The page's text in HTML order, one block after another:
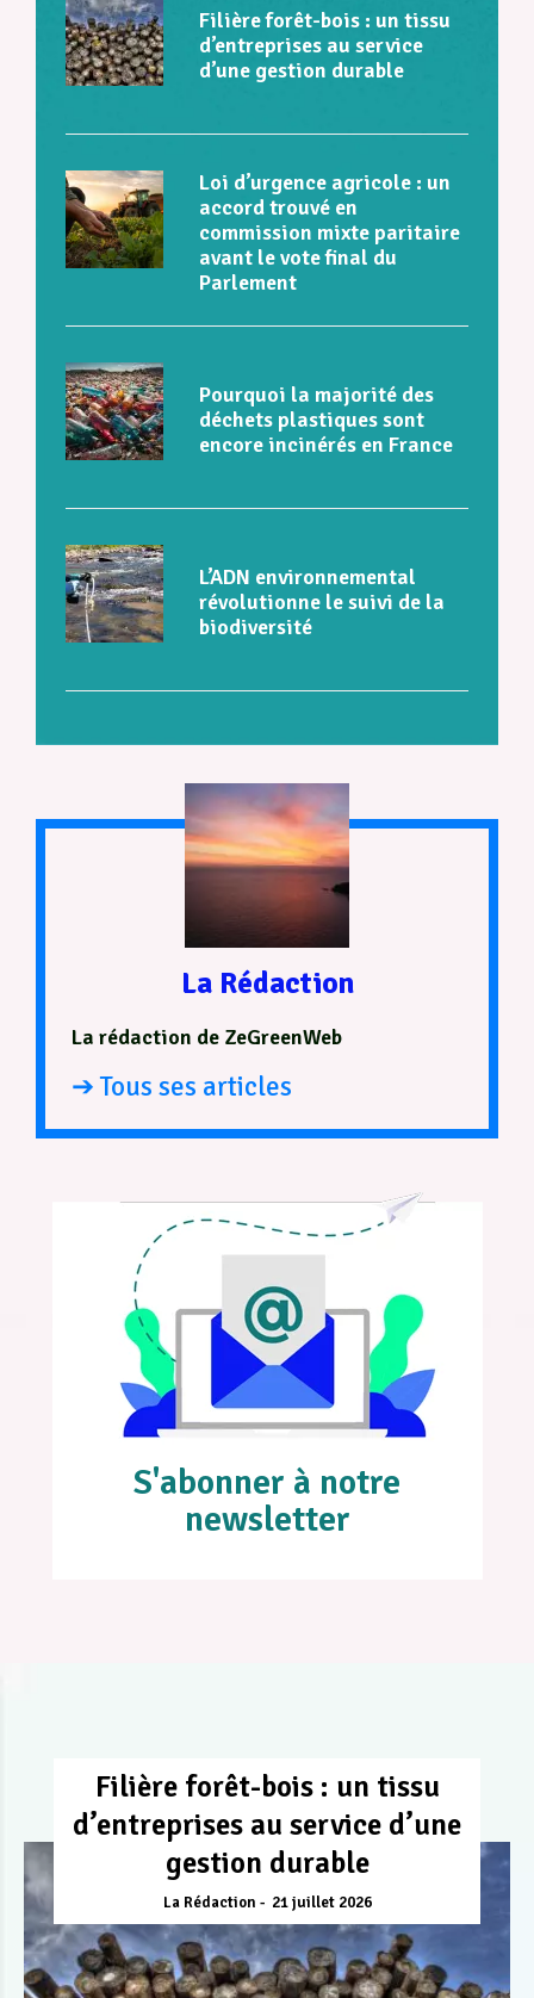
Filière forêt-bois : un tissu
d’entreprises au service
d’une gestion durable
Loi d’urgence agricole : un
accord trouvé en
commission mixte paritaire
avant le vote final du
Parlement
Pourquoi la majorité des
déchets plastiques sont
encore incinérés en France
L’ADN environnemental
révolutionne le suivi de la
biodiversité
La Rédaction
La rédaction de ZeGreenWeb
➔ Tous ses articles
S'abonner à notre
newsletter
Filière forêt-bois : un tissu
d’entreprises au service d’une
gestion durable
La Rédaction 21 juillet 2026